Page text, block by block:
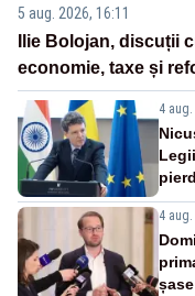
5 aug. 2026, 16:11
Ilie Bolojan, discuții
economie, taxe și
4 aug.
4 aug.